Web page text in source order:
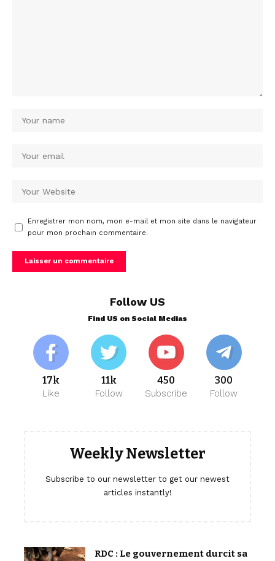
Enregistrer mon nom, mon e-mail et mon site dans le navigateur
pour mon prochain commentaire.
Follow US
Find US on Social Medias
17k
Like
11k
Follow
450
Subscribe
300
Follow
Weekly Newsletter
Subscribe to our newsletter to get our newest
articles instantly!
RDC : Le gouvernement durcit sa